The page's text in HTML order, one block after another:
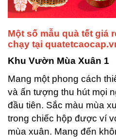
Một số mẫu quà tết giá
chạy tại
Khu Vườn Mùa Xuân 1
Mang một phong cách
và ấn tượng thu hút mọi
đầu tiên. Sắc màu mùa
trong chiếc hộp được ví
mùa xuân. Mang đến